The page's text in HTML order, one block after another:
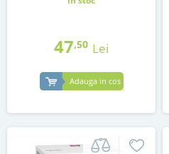
47,50 Lei
Adauga in cos